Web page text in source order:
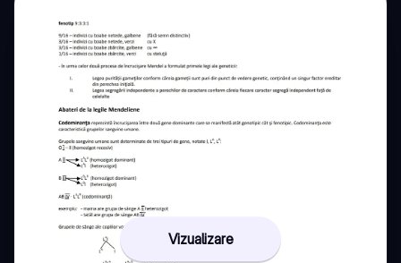
Vizualizare